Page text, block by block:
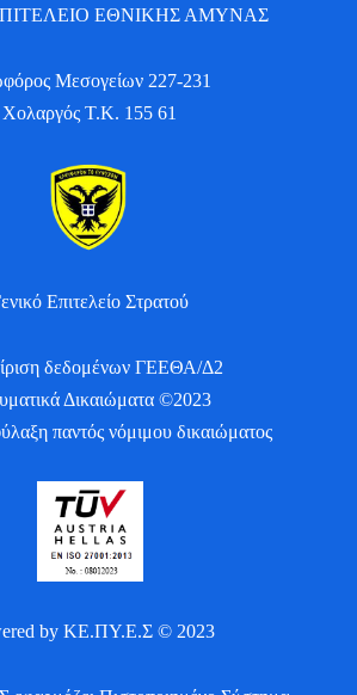
ΕΘΝΙΚΗΣ ΑΜΥΝΑΣ
Μεσογείων 227-231
Χολαργός Τ.Κ. 155 61
Επιτελείο Στρατού
δεδομένων ΓΕΕΘΑ/Δ2
Δικαιώματα ©2023
παντός νόμιμου δικαιώματος
by ΚΕ.ΠΥ.Ε.Σ © 2023